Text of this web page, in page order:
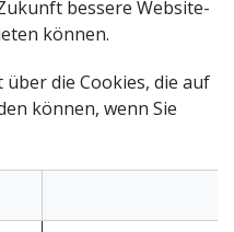
bessere Website-
können.
die Cookies, die auf
können, wenn Sie